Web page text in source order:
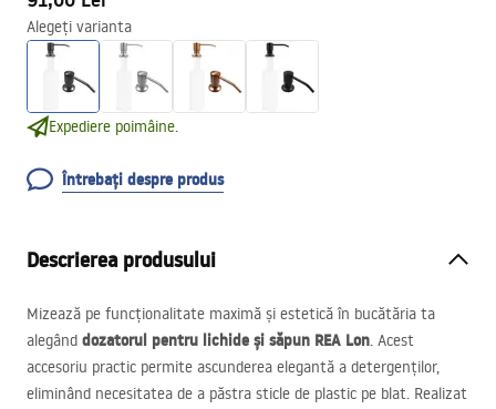
Alegeți varianta
Expediere poimâine.
Întrebați despre produs
Descrierea produsului
Mizează pe funcționalitate maximă și estetică în bucătăria ta
alegând dozatorul pentru lichide și săpun REA Lon. Acest
accesoriu practic permite ascunderea elegantă a detergenților,
eliminând necesitatea de a păstra sticle de plastic pe blat. Realizat